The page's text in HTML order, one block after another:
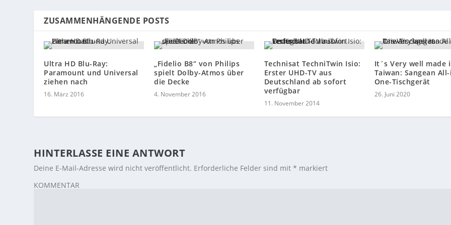
ZUSAMMENHÄNGENDE POSTS
Ultra HD Blu-Ray:
Paramount und Universal
ziehen nach
16. März 2016
„Fidelio B8“ von Philips
spielt Dolby-Atmos über
die Decke
4. November 2016
Technisat TechniTwin Isio:
Erster UHD-TV aus
Deutschland ab sofort
verfügbar
11. November 2014
It´s Very well made
Taiwan: Sangean
One-Tischgerät
26. Juni 2020
HINTERLASSE EINE ANTWORT
Deine E-Mail-Adresse wird nicht veröffentlicht. Erforderliche Felder sind mit* markiert
KOMMENTAR